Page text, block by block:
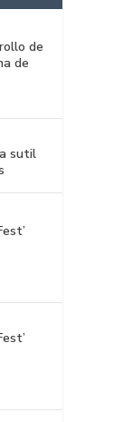
de
de
sutil